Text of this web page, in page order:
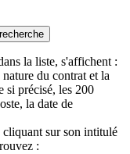
la liste, s'affichent :
du contrat et la
si précisé, les 200
la date de
cliquant sur son intitulé
: